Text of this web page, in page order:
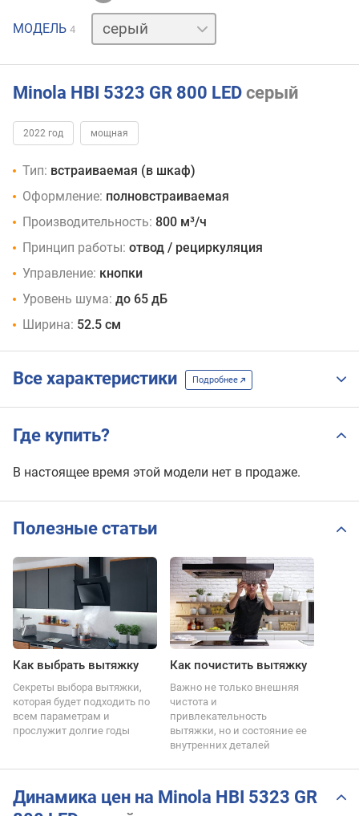
МОДЕЛЬ 4
нержавейка
Minola HBI 5323 GR 800 LED серый
2022 год мощная
Тип: встраиваемая (в шкаф)
Оформление: полновстраиваемая
Производительность: 800 м³/ч
Принцип работы: отвод / рециркуляция
Управление: кнопки
Уровень шума: до 65 дБ
Ширина: 52.5 см
Все характеристики Подробнее
Где купить?
В настоящее время этой модели нет в продаже.
Полезные статьи
Как выбрать вытяжку
Секреты выбора вытяжки,
которая будет подходить по
всем параметрам и
прослужит долгие годы
Как почистить вытяжку
Важно не только внешняя
чистота и
привлекательность
вытяжки, но и состояние ее
внутренних деталей
Динамика цен на Minola HBI 5323 GR